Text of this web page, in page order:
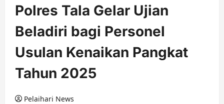
Polres Tala Gelar Ujian
Beladiri bagi Personel
Usulan Kenaikan Pangkat
Tahun 2025
Pelaihari News